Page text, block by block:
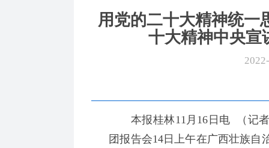
用党的二十大精神统
十大精神中央宣
本报桂林11月16日电 （记者
团报告会14日上午在广西壮族自